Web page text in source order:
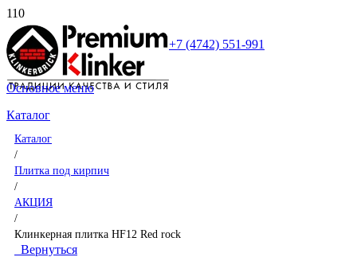
+7 (4742) 551-991
Основное меню
Каталог
Каталог
/
Плитка под кирпич
/
АКЦИЯ
/
Клинкерная плитка HF12 Red rock
Вернуться